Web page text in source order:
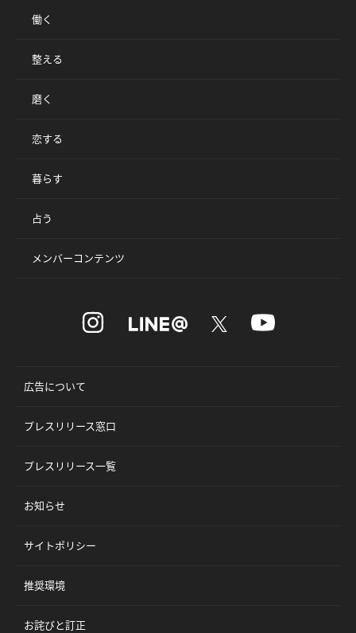
働く
整える
磨く
恋する
暮らす
占う
メンバーコンテンツ
広告について
プレスリリース窓口
プレスリリース一覧
お知らせ
サイトポリシー
推奨環境
お詫びと訂正